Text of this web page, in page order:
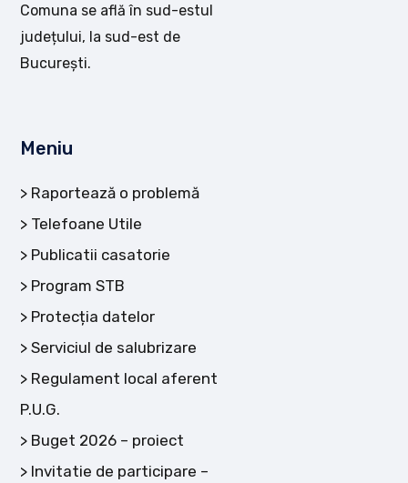
Comuna se află în sud-estul
județului, la sud-est de
București.
Meniu
Raportează o problemă
Telefoane Utile
Publicatii casatorie
Program STB
Protecția datelor
Serviciul de salubrizare
Regulament local aferent
P.U.G.
Buget 2026 – proiect
Invitatie de participare –